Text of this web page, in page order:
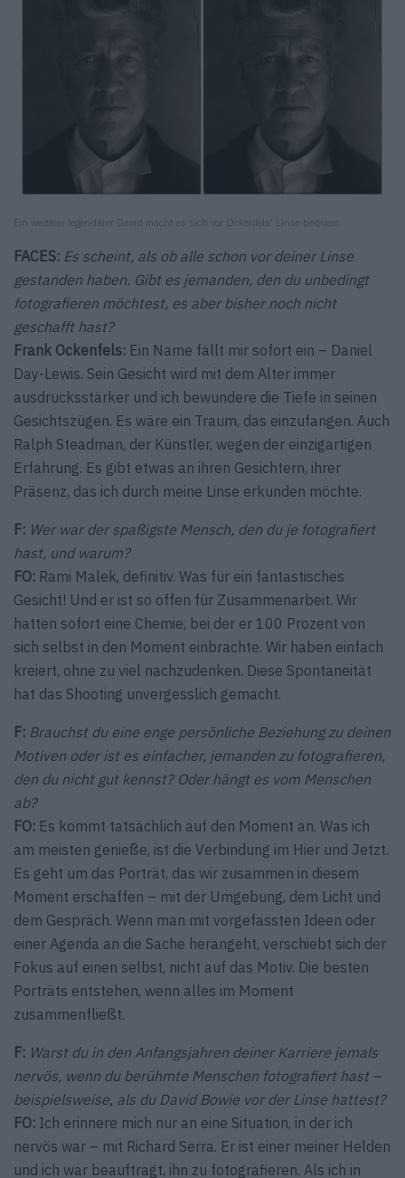
Ein weiterer legendärer David macht es sich vor Ockenfels’ Linse bequem.
FACES: Es scheint, als ob alle schon vor deiner Linse
gestanden haben. Gibt es jemanden, den du unbedingt
fotografieren möchtest, es aber bisher noch nicht
geschafft hast?
Frank Ockenfels: Ein Name fällt mir sofort ein – Daniel
Day-Lewis. Sein Gesicht wird mit dem Alter immer
ausdrucksstärker und ich bewundere die Tiefe in seinen
Gesichtszügen. Es wäre ein Traum, das einzufangen. Auch
Ralph Steadman, der Künstler, wegen der einzigartigen
Erfahrung. Es gibt etwas an ihren Gesichtern, ihrer
Präsenz, das ich durch meine Linse erkunden möchte.
F: Wer war der spaßigste Mensch, den du je fotografiert
hast, und warum?
FO: Rami Malek, definitiv. Was für ein fantastisches
Gesicht! Und er ist so offen für Zusammenarbeit. Wir
hatten sofort eine Chemie, bei der er 100 Prozent von
sich selbst in den Moment einbrachte. Wir haben einfach
kreiert, ohne zu viel nachzudenken. Diese Spontaneität
hat das Shooting unvergesslich gemacht.
F: Brauchst du eine enge persönliche Beziehung zu deinen
Motiven oder ist es einfacher, jemanden zu fotografieren,
den du nicht gut kennst? Oder hängt es vom Menschen
ab?
FO: Es kommt tatsächlich auf den Moment an. Was ich
am meisten genieße, ist die Verbindung im Hier und Jetzt.
Es geht um das Porträt, das wir zusammen in diesem
Moment erschaffen – mit der Umgebung, dem Licht und
dem Gespräch. Wenn man mit vorgefassten Ideen oder
einer Agenda an die Sache herangeht, verschiebt sich der
Fokus auf einen selbst, nicht auf das Motiv. Die besten
Porträts entstehen, wenn alles im Moment
zusammenfließt.
F: Warst du in den Anfangsjahren deiner Karriere jemals
nervös, wenn du berühmte Menschen fotografiert hast –
beispielsweise, als du David Bowie vor der Linse hattest?
FO: Ich erinnere mich nur an eine Situation, in der ich
nervös war – mit Richard Serra. Er ist einer meiner Helden
und ich war beauftragt, ihn zu fotografieren. Als ich in